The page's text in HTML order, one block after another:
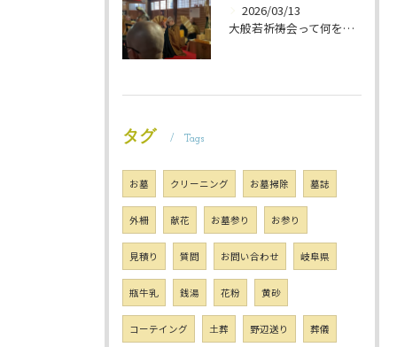
2026/03/13
大般若祈祷会って何をするの？ 岐阜のお墓掃除屋「磨き専隊」です
タグ Tags
お墓 クリーニング お墓掃除 墓誌
外柵 献花 お墓参り お参り
見積り 質問 お問い合わせ 岐阜県
瓶牛乳 銭湯 花粉 黄砂
コーテイング 土葬 野辺送り 葬儀